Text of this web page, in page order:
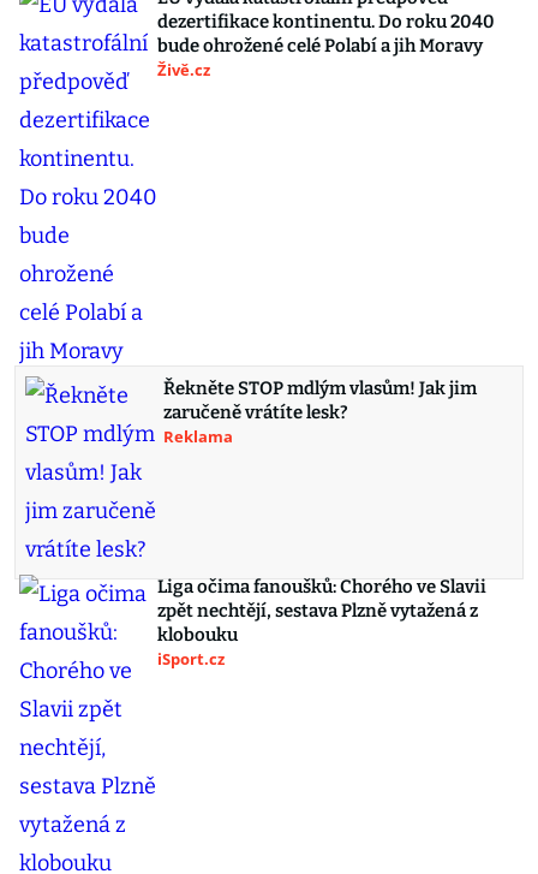
dezertifikace kontinentu. Do roku 2040
bude ohrožené celé Polabí a jih Moravy
Živě.cz
Řekněte STOP mdlým vlasům! Jak jim
zaručeně vrátíte lesk?
Reklama
Liga očima fanoušků: Chorého ve Slavii
zpět nechtějí, sestava Plzně vytažená z
klobouku
iSport.cz